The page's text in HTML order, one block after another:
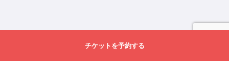
チケットを予約する